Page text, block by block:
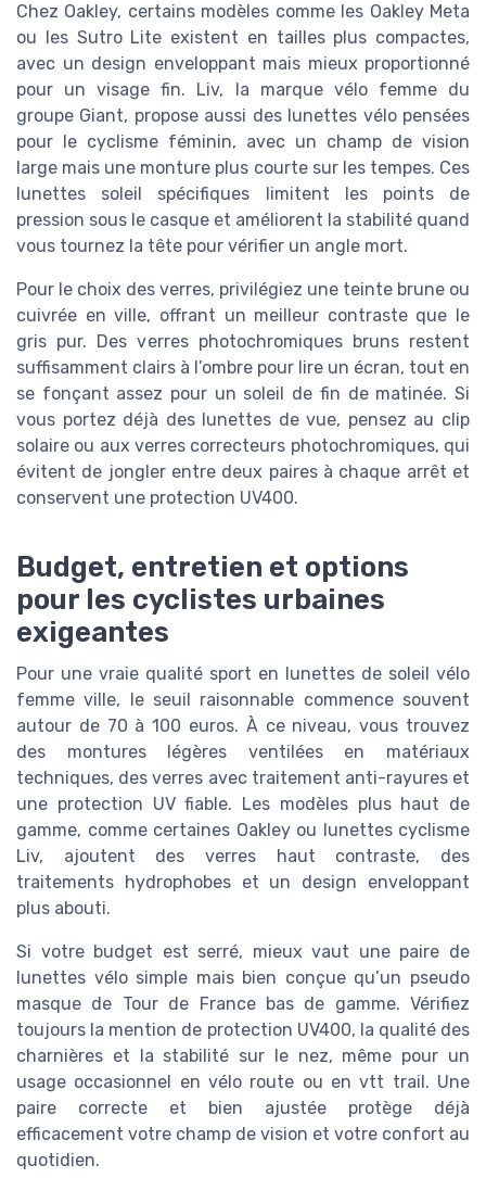
Chez Oakley, certains modèles comme les Oakley Meta
ou les Sutro Lite existent en tailles plus compactes,
avec un design enveloppant mais mieux proportionné
pour un visage fin. Liv, la marque vélo femme du
groupe Giant, propose aussi des lunettes vélo pensées
pour le cyclisme féminin, avec un champ de vision
large mais une monture plus courte sur les tempes. Ces
lunettes soleil spécifiques limitent les points de
pression sous le casque et améliorent la stabilité quand
vous tournez la tête pour vérifier un angle mort.
Pour le choix des verres, privilégiez une teinte brune ou
cuivrée en ville, offrant un meilleur contraste que le
gris pur. Des verres photochromiques bruns restent
suffisamment clairs à l’ombre pour lire un écran, tout en
se fonçant assez pour un soleil de fin de matinée. Si
vous portez déjà des lunettes de vue, pensez au clip
solaire ou aux verres correcteurs photochromiques, qui
évitent de jongler entre deux paires à chaque arrêt et
conservent une protection UV400.
Budget, entretien et options
pour les cyclistes urbaines
exigeantes
Pour une vraie qualité sport en lunettes de soleil vélo
femme ville, le seuil raisonnable commence souvent
autour de 70 à 100 euros. À ce niveau, vous trouvez
des montures légères ventilées en matériaux
techniques, des verres avec traitement anti-rayures et
une protection UV fiable. Les modèles plus haut de
gamme, comme certaines Oakley ou lunettes cyclisme
Liv, ajoutent des verres haut contraste, des
traitements hydrophobes et un design enveloppant
plus abouti.
Si votre budget est serré, mieux vaut une paire de
lunettes vélo simple mais bien conçue qu’un pseudo
masque de Tour de France bas de gamme. Vérifiez
toujours la mention de protection UV400, la qualité des
charnières et la stabilité sur le nez, même pour un
usage occasionnel en vélo route ou en vtt trail. Une
paire correcte et bien ajustée protège déjà
efficacement votre champ de vision et votre confort au
quotidien.